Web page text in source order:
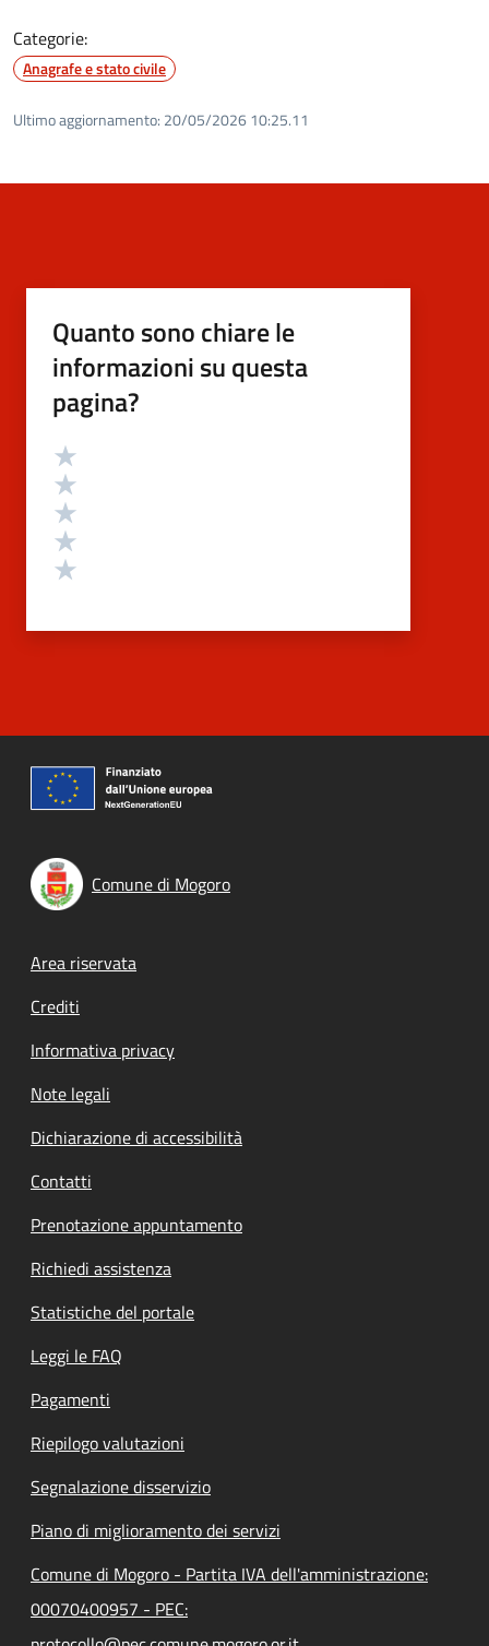
Categorie:
Anagrafe e stato civile
Ultimo aggiornamento: 20/05/2026 10:25.11
Quanto sono chiare le
informazioni su questa
pagina?
Valutazione
Comune di Mogoro
Footer menu
Area riservata
Crediti
Informativa privacy
Note legali
Dichiarazione di accessibilità
Contatti
Prenotazione appuntamento
Richiedi assistenza
Statistiche del portale
Leggi le FAQ
Pagamenti
Riepilogo valutazioni
Segnalazione disservizio
Piano di miglioramento dei servizi
Comune di Mogoro - Partita IVA dell'amministrazione:
00070400957 - PEC: